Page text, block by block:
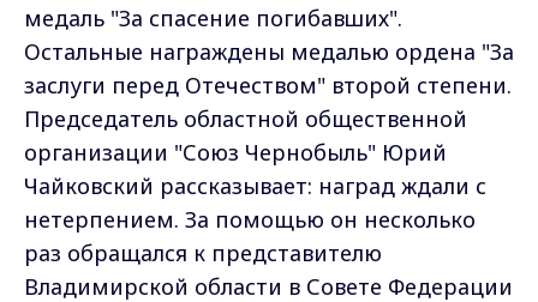
медаль "За спасение погибавших".
Остальные награждены медалью ордена "За
заслуги перед Отечеством" второй степени.
Председатель областной общественной
организации "Союз Чернобыль" Юрий
Чайковский рассказывает: наград ждали с
нетерпением. За помощью он несколько
раз обращался к представителю
Владимирской области в Совете Федерации